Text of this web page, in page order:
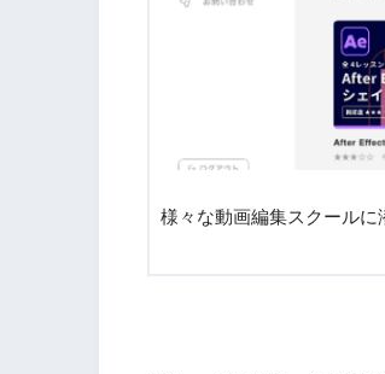
様々な動画編集スクールに